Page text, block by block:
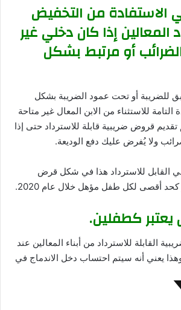
الاستفادة من التخفيض
المعالين إذا كان دخلي غير
أو مرتبط بشكل
للضريبة أو تحت عمود الضريبة بشكل
للاستثناء من الابن المعال غير متاحة
تقديم قروض ضريبية قابلة للاسترداد حتى إذا
ولا يُفرض عليك دفع الوديعة.
القابل للاسترداد هذا في شكل قرض
كطفلين.
القابلة للاسترداد من أبناء المعالين عند
يعني أنه سيتم احتساب دخل الاندماج في